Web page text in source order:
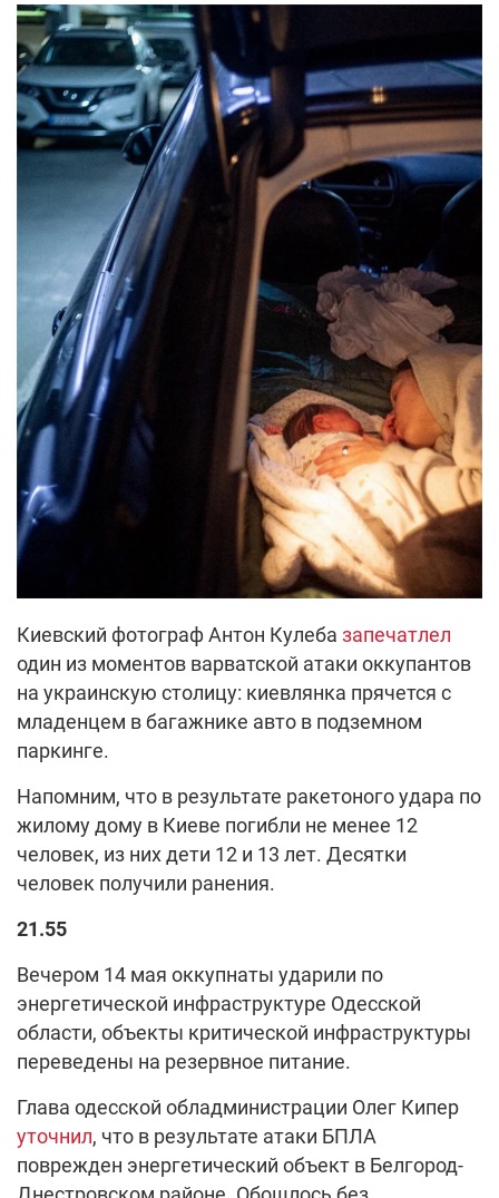
Киевский фотограф Антон Кулеба запечатлел
один из моментов варватской атаки оккупантов
на украинскую столицу: киевлянка прячется с
младенцем в багажнике авто в подземном
паркинге.
Напомним, что в результате ракетоного удара по
жилому дому в Киеве погибли не менее 12
человек, из них дети 12 и 13 лет. Десятки
человек получили ранения.
21.55
Вечером 14 мая оккупнаты ударили по
энергетической инфраструктуре Одесской
области, объекты критической инфраструктуры
переведены на резервное питание.
Глава одесской обладминистрации Олег Кипер
уточнил, что в результате атаки БПЛА
поврежден энергетический объект в Белгород-